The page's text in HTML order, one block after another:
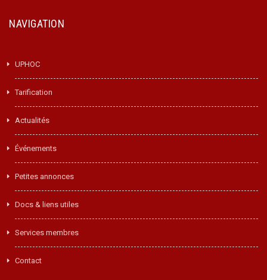
NAVIGATION
UPHOC
Tarification
Actualités
Événements
Petites annonces
Docs & liens utiles
Services membres
Contact